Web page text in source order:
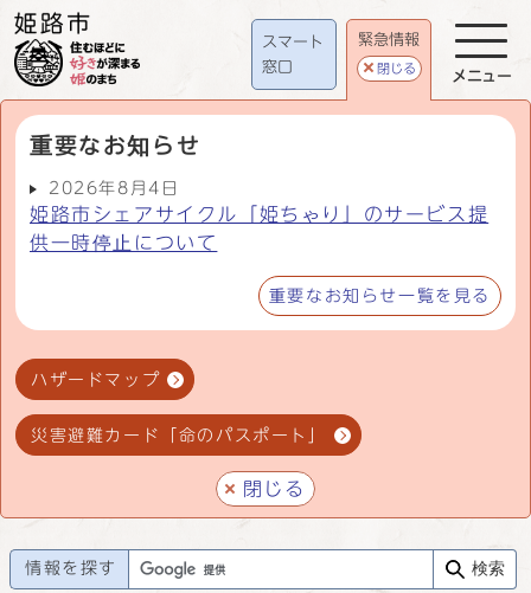
スマート
窓口
緊急情報
閉じる
重要なお知らせ
2026年8月4日
姫路市シェアサイクル「姫ちゃり」のサービス提
供一時停止について
重要なお知らせ一覧を見る
ハザードマップ
災害避難カード「命のパスポート」
閉じる
メニュー
情報を探す 検索